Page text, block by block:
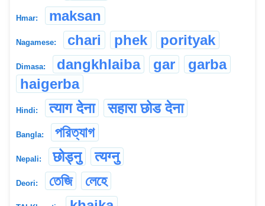
Hmar: maksan
Nagamese: chari phek porityak
Dimasa: dangkhlaiba gar
garba
haigerba
Hindi: त्याग देना सहारा छोड देना
Bangla: পরিত্যাগ
Nepali: छोड्नु त्यग्नु
Deori: তেজি লেহে